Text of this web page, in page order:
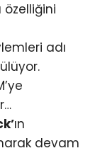
özelliğini
adı
ın
devam